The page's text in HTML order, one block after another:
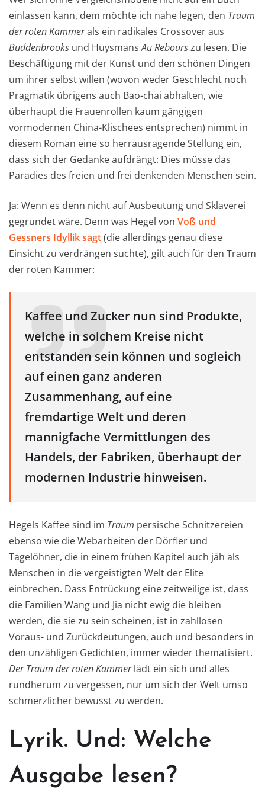
einlassen kann, dem möchte ich nahe legen, den Traum
der roten Kammerals ein radikales Crossover aus
Buddenbrooks und HuysmansAu Rebourszu lesen. Die
Beschäftigung mit der Kunst und den schönen Dingen
um ihrer selbst willen (wovon weder Geschlecht noch
Pragmatik übrigens auch Bao-chai abhalten, wie
überhaupt die Frauenrollen kaum gängigen
vormodernen China-Klischees entsprechen) nimmt in
diesem Roman eine so herrausragende Stellung ein,
dass sich der Gedanke aufdrängt: Dies müsse das
Paradies des freien und frei denkenden Menschen sein.
Ja: Wenn es denn nicht auf Ausbeutung und Sklaverei
gegründet wäre. Denn was Hegel von Voß und
Gessners Idyllik sagt(die allerdings genau diese
Einsicht zu verdrängen suchte), gilt auch für den Traum
der roten Kammer:
Kaffee und Zucker nun sind Produkte,
welche in solchem Kreise nicht
entstanden sein können und sogleich
auf einen ganz anderen
Zusammenhang, auf eine
fremdartige Welt und deren
mannigfache Vermittlungen des
Handels, der Fabriken, überhaupt der
modernen Industrie hinweisen.
Hegels Kaffee sind im Traum persische Schnitzereien
ebenso wie die Webarbeiten der Dörfler und
Tagelöhner, die in einem frühen Kapitel auch jäh als
Menschen in die vergeistigten Welt der Elite
einbrechen. Dass Entrückung eine zeitweilige ist, dass
die Familien Wang und Jia nicht ewig die bleiben
werden, die sie zu sein scheinen, ist in zahllosen
Voraus- und Zurückdeutungen, auch und besonders in
den unzähligen Gedichten, immer wieder thematisiert.
Der Traum der roten Kammerlädt ein sich und alles
rundherum zu vergessen, nur um sich der Welt umso
schmerzlicher bewusst zu werden.
Lyrik. Und: Welche
Ausgabe lesen?